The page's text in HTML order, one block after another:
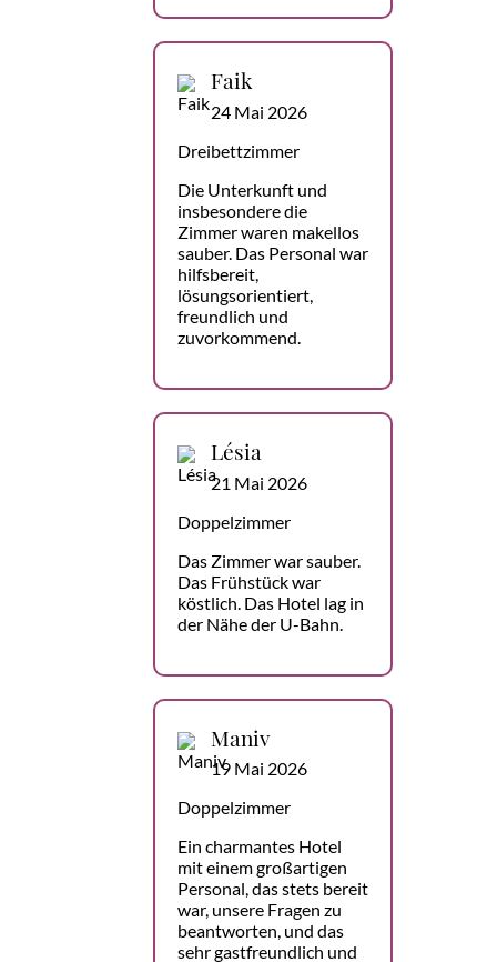
Faik
24 Mai 2026
Dreibettzimmer
Die Unterkunft und
insbesondere die
Zimmer waren makellos
sauber. Das Personal war
hilfsbereit,
lösungsorientiert,
freundlich und
zuvorkommend.
Lésia
21 Mai 2026
Doppelzimmer
Das Zimmer war sauber.
Das Frühstück war
köstlich. Das Hotel lag in
der Nähe der U-Bahn.
Maniv
19 Mai 2026
Doppelzimmer
Ein charmantes Hotel
mit einem großartigen
Personal, das stets bereit
war, unsere Fragen zu
beantworten, und das
sehr gastfreundlich und